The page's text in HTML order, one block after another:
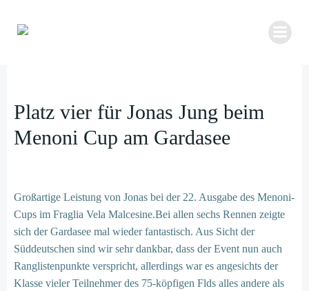
Platz vier für Jonas Jung beim
Menoni Cup am Gardasee
Großartige Leistung von Jonas bei der 22. Ausgabe des Menoni-
Cups im Fraglia Vela Malcesine.Bei allen sechs Rennen zeigte
sich der Gardasee mal wieder fantastisch. Aus Sicht der
Süddeutschen sind wir sehr dankbar, dass der Event nun auch
Ranglistenpunkte verspricht, allerdings war es angesichts der
Klasse vieler Teilnehmer des 75-köpfigen Flds alles andere als